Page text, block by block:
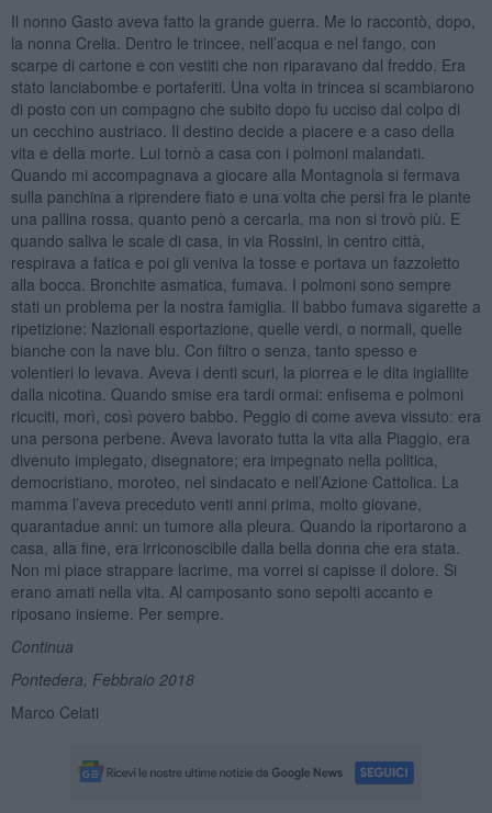
Il nonno Gasto aveva fatto la grande guerra. Me lo raccontò, dopo,
la nonna Crelia. Dentro le trincee, nell’acqua e nel fango, con
scarpe di cartone e con vestiti che non riparavano dal freddo. Era
stato lanciabombe e portaferiti. Una volta in trincea si scambiarono
di posto con un compagno che subito dopo fu ucciso dal colpo di
un cecchino austriaco. Il destino decide a piacere e a caso della
vita e della morte. Lui tornò a casa con i polmoni malandati.
Quando mi accompagnava a giocare alla Montagnola si fermava
sulla panchina a riprendere fiato e una volta che persi fra le piante
una pallina rossa, quanto penò a cercarla, ma non si trovò più. E
quando saliva le scale di casa, in via Rossini, in centro città,
respirava a fatica e poi gli veniva la tosse e portava un fazzoletto
alla bocca. Bronchite asmatica, fumava. I polmoni sono sempre
stati un problema per la nostra famiglia. Il babbo fumava sigarette a
ripetizione: Nazionali esportazione, quelle verdi, o normali, quelle
bianche con la nave blu. Con filtro o senza, tanto spesso e
volentieri lo levava. Aveva i denti scuri, la piorrea e le dita ingiallite
dalla nicotina. Quando smise era tardi ormai: enfisema e polmoni
ricuciti, morì, così povero babbo. Peggio di come aveva vissuto: era
una persona perbene. Aveva lavorato tutta la vita alla Piaggio, era
divenuto impiegato, disegnatore; era impegnato nella politica,
democristiano, moroteo, nel sindacato e nell’Azione Cattolica. La
mamma l’aveva preceduto venti anni prima, molto giovane,
quarantadue anni: un tumore alla pleura. Quando la riportarono a
casa, alla fine, era irriconoscibile dalla bella donna che era stata.
Non mi piace strappare lacrime, ma vorrei si capisse il dolore. Si
erano amati nella vita. Al camposanto sono sepolti accanto e
riposano insieme. Per sempre.
Continua
Pontedera, Febbraio 2018
Marco Celati